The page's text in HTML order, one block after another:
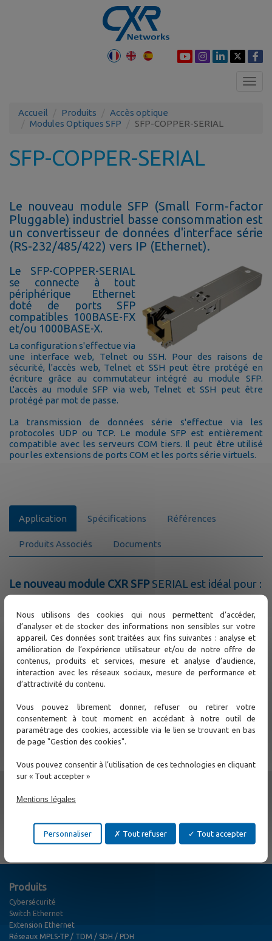
Accueil Produits
Accès optique
Modules Optiques SFP
SFP-COPPER-SERIAL
SFP-COPPER-SERIAL
Le nouveau module SFP (Small Form-factor
Pluggable) industriel basse consommation est
un convertisseur de données d'interface série
(RS-232/485/422) vers IP (Ethernet).
Le SFP-COPPER-SERIAL
se connecte à tout
périphérique Ethernet
doté de ports SFP
compatibles 100BASE-FX
et/ou 1000BASE-X.
La configuration s'effectue via
une interface web, Telnet ou SSH. Pour des raisons de
sécurité, l'accès web, Telnet et SSH peut être protégé en
écriture grâce au commutateur intégré au module SFP.
L'accès au module SFP via web, Telnet et SSH peut être
protégé par mot de passe.
La transmission de données série s'effectue via les
protocoles UDP ou TCP. Le module SFP est entièrement
compatible avec les serveurs COM tiers. Il peut être utilisé
pour les extensions de ports COM et les ports série virtuels.
Application Spécifications Références
Produits Associés Documents
Le nouveau module CXR SFPSERIAL est idéal pour :
réseaux IP
Applications Industrie 4.0
Amélioration des commutateurs et routeurs
Applications serveur de communication, extension de
port COM
Support
Contactez-nous
Modules Optiques SFP
Module CXR SFP
Produits
Cybersécurité
Switch Ethernet
Extension Ethernet
Réseaux MPLS-TP / TDM / SDH / PDH
Nous utilisons des cookies qui nous permettent d’accéder,
d’analyser et de stocker des informations non sensibles sur votre
appareil. Ces données sont traitées aux fins suivantes : analyse et
amélioration de l’expérience utilisateur et/ou de notre offre de
contenus, produits et services, mesure et analyse d’audience,
interaction avec les réseaux sociaux, mesure de performance et
d’attractivité du contenu.
Vous pouvez librement donner, refuser ou retirer votre
consentement à tout moment en accédant à notre outil de
paramétrage des cookies, accessible via le lien se trouvant en bas
de page "Gestion des cookies".
Vous pouvez consentir à l’utilisation de ces technologies en cliquant
sur « Tout accepter »
Mentions légales
Tout accepter
Tout refuser
Personnaliser